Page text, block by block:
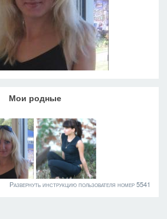
Мои родные
Развернуть инструкцию пользователя номер 5541